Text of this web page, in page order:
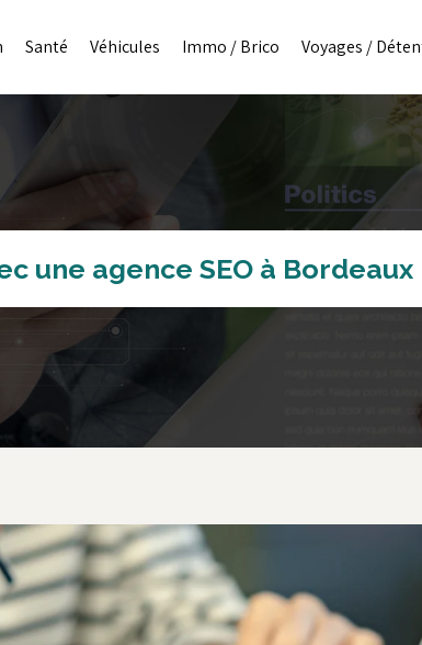
Santé Véhicules Immo / Brico Voyages /
une agence SEO à